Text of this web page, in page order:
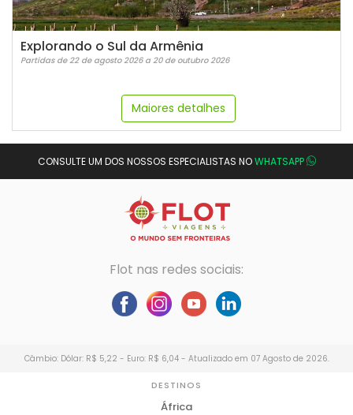
Explorando o Sul da Armênia
Partidas de 22 de agosto 2026 a 20 de outubro 2026
Maiores detalhes
CONSULTE UM DOS NOSSOS ESPECIALISTAS NOWHATSAPP
Flot nas redes sociais:
Câmbio: Dólar: R$ 5,22 - Euro: R$ 6,04 - Atualizado em 07 Agosto de 2026.
DESTINOS
África